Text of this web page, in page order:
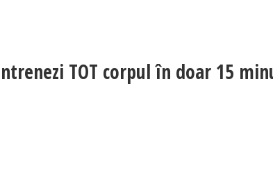
TOT corpul în doar 15